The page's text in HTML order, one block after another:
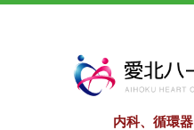
内科、循環